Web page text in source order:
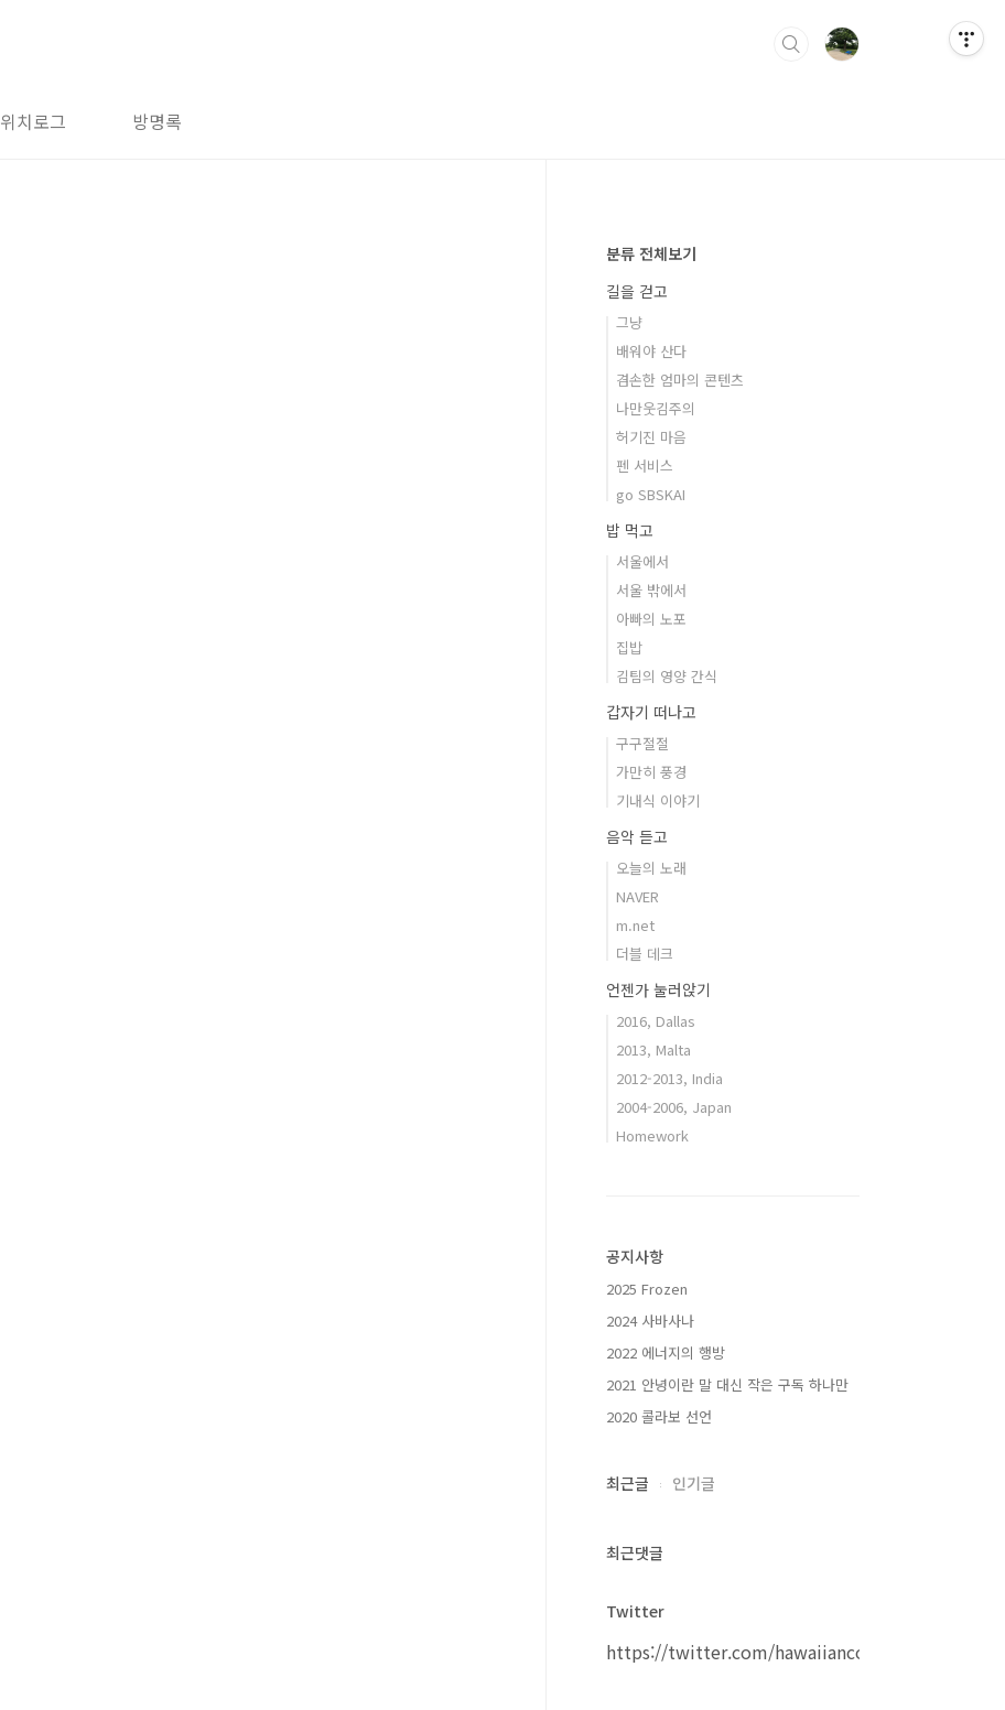
위치로그 방명록
분류 전체보기
길을 걷고
그냥
배워야 산다
겸손한 엄마의 콘텐츠
나만웃김주의
허기진 마음
펜 서비스
go SBSKAI
밥 먹고
서울에서
서울 밖에서
아빠의 노포
집밥
김팀의 영양 간식
갑자기 떠나고
구구절절
가만히 풍경
기내식 이야기
음악 듣고
오늘의 노래
NAVER
m.net
더블 데크
언젠가 눌러앉기
2016, Dallas
2013, Malta
2012-2013, India
2004-2006, Japan
Homework
공지사항
2025 Frozen
2024 사바사나
2022 에너지의 행방
2021 안녕이란 말 대신 작은 구독 하나만
2020 콜라보 선언
최근글 인기글
최근댓글
Twitter
https://twitter.com/hawaiiancouple